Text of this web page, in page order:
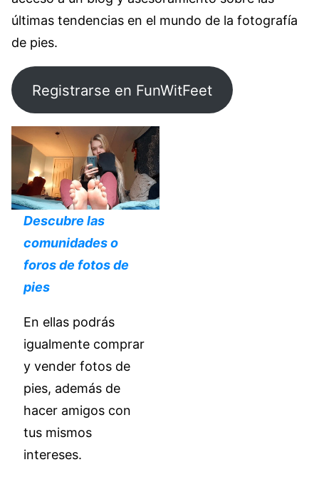
últimas tendencias en el mundo de la fotografía
de pies.
Registrarse en FunWitFeet
Descubre las
comunidades o
foros de fotos de
pies
En ellas podrás
igualmente comprar
y vender fotos de
pies, además de
hacer amigos con
tus mismos
intereses.